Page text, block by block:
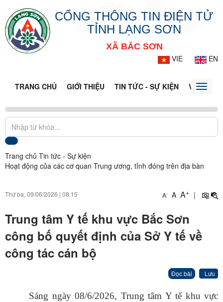
CỔNG THÔNG TIN ĐIỆN TỬ
TỈNH LẠNG SƠN
XÃ BẮC SƠN
VIE
EN
TRANG CHỦ GIỚI THIỆU TIN TỨC - SỰ KIỆN VĂN BẢN
Toggle
Trang chủ Tin tức - Sự kiện
Hoạt động của các cơ quan Trung ương, tỉnh đóng trên địa bàn
Thứ ba, 09/06/2026 | 08:15 A- A A+ |
Trung tâm Y tế khu vực Bắc Sơn
công bố quyết định của Sở Y tế về
công tác cán bộ
Đọc bài Lưu
Sáng ngày 08/6/2026, Trung tâm Y tế khu vực